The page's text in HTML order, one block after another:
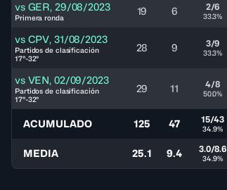
vs GER, 29/08/2023
Primera ronda
19 6 2/6
33.3%
vs CPV, 31/08/2023
Partidos de clasificación
17°-32°
28 9 3/9
33.3%
vs VEN, 02/09/2023
Partidos de clasificación
17°-32°
29 11 4/8
50.0%
ACUMULADO 125 47 15/43
34.9%
MEDIA 25.1 9.4 3.0/8.6
34.9%